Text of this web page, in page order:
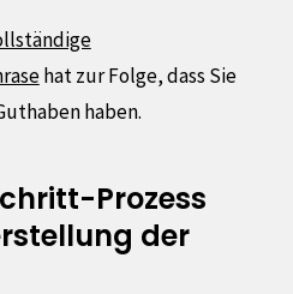
hat zur Folge, dass Sie
haben.
Prozess
der